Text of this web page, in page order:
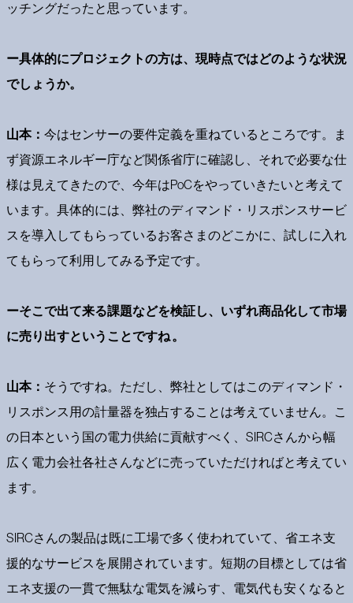
ッチングだったと思っています。
ー具体的にプロジェクトの方は、現時点ではどのような状況
でしょうか。
山本： 今はセンサーの要件定義を重ねているところです。ま
ず資源エネルギー庁など関係省庁に確認し、それで必要な仕
様は見えてきたので、今年はPoCをやっていきたいと考えて
います。具体的には、弊社のディマンド・リスポンスサービ
スを導入してもらっているお客さまのどこかに、試しに入れ
てもらって利用してみる予定です。
ーそこで出て来る課題などを検証し、いずれ商品化して市場
に売り出すということですね 。
山本： そうですね。ただし、弊社としてはこのディマンド・
リスポンス用の計量器を独占することは考えていません。こ
の日本という国の電力供給に貢献すべく、SIRCさんから幅
広く電力会社各社さんなどに売っていただければと考えてい
ます。
SIRCさんの製品は既に工場で多く使われていて、省エネ支
援的なサービスを展開されています。短期の目標としては省
エネ支援の一貫で無駄な電気を減らす、電気代も安くなると